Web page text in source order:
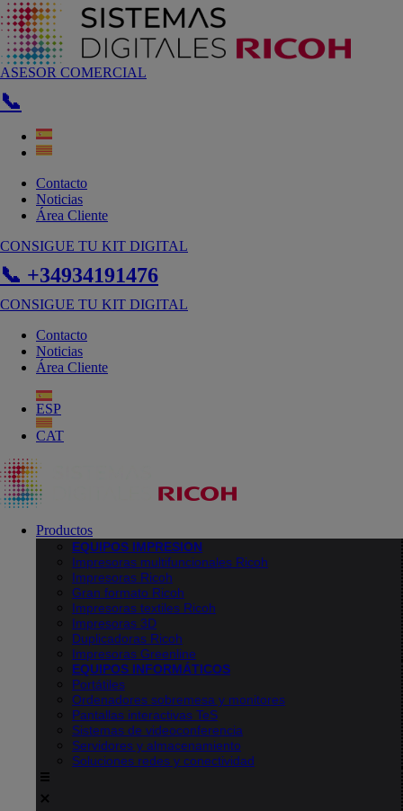
Ir
al
contenido
ASESOR COMERCIAL
📞
Contacto
Noticias
Área Cliente
CONSIGUE TU KIT DIGITAL
📞 +34934191476
CONSIGUE TU KIT DIGITAL
Contacto
Noticias
Área Cliente
ESP
CAT
Productos
EQUIPOS IMPRESION
Impresoras multifuncionales Ricoh
Impresoras Ricoh
Gran formato Ricoh
Impresoras textiles Ricoh
Impresoras 3D
Duplicadoras Ricoh
Impresoras Greenline
EQUIPOS INFORMÁTICOS
Portátiles
Ordenadores sobremesa y monitores
Pantallas interactivas TeS
Sistemas de videoconferencia
Servidores y almacenamiento
Soluciones redes y conectividad